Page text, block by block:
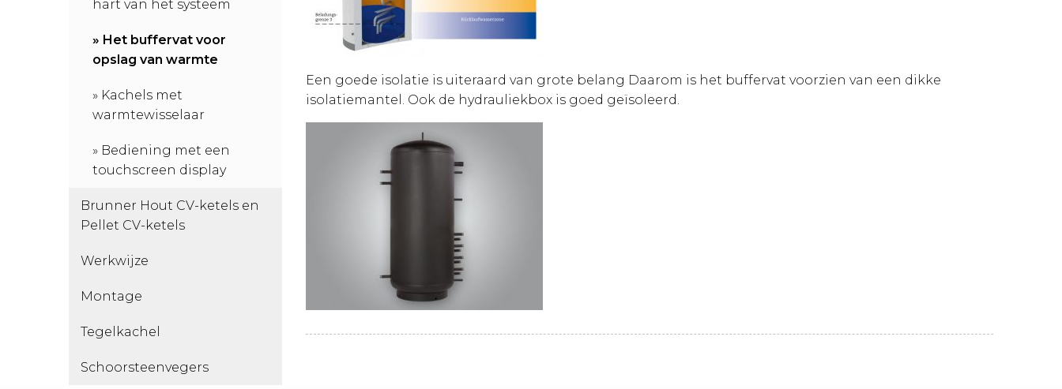
hart van het systeem
Het buffervat voor
opslag van warmte
Kachels met
warmtewisselaar
Bediening met een
touchscreen display
Brunner Hout CV-ketels en
Pellet CV-ketels
Werkwijze
Montage
Tegelkachel
Schoorsteenvegers
Een goede isolatie is uiteraard van grote belang Daarom is het buffervat voorzien van een dikke
isolatiemantel. Ook de hydrauliekbox is goed geïsoleerd.